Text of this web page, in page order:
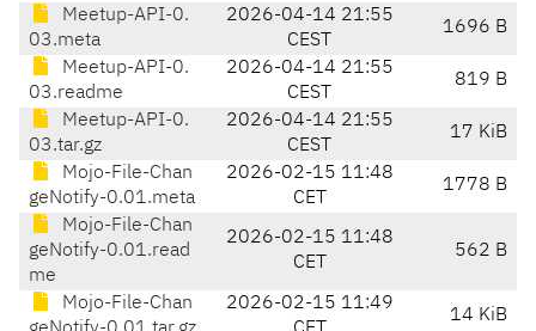
Meetup-API-0.
03.meta
2026-04-14 21:55
CEST
1696 B
Meetup-API-0.
03.readme
2026-04-14 21:55
CEST
819 B
Meetup-API-0.
03.tar.gz
2026-04-14 21:55
CEST
17 KiB
Mojo-File-Chan
geNotify-0.01.meta
2026-02-15 11:48
CET
1778 B
Mojo-File-Chan
geNotify-0.01.read
me
2026-02-15 11:48
CET
562 B
Mojo-File-Chan
2026-02-15 11:49
14 KiB